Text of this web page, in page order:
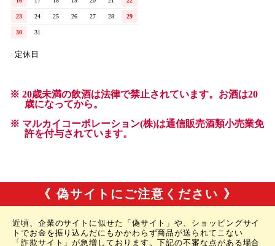
《 偽サイトにご注意ください 》
近頃、企業のサイトに似せた「偽サイト」や、ショッピングサイ
トでお金を振り込んだにもかかわらず商品が送られてこない
「詐欺サイト」が急増しております。下記の不審な点がある場合